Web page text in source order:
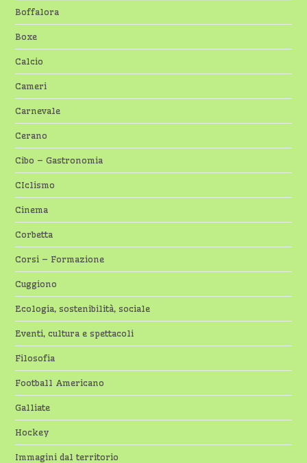
Boffalora
Boxe
Calcio
Cameri
Carnevale
Cerano
Cibo – Gastronomia
CIclismo
Cinema
Corbetta
Corsi – Formazione
Cuggiono
Ecologia, sostenibilità, sociale
Eventi, cultura e spettacoli
Filosofia
Football Americano
Galliate
Hockey
Immagini dal territorio